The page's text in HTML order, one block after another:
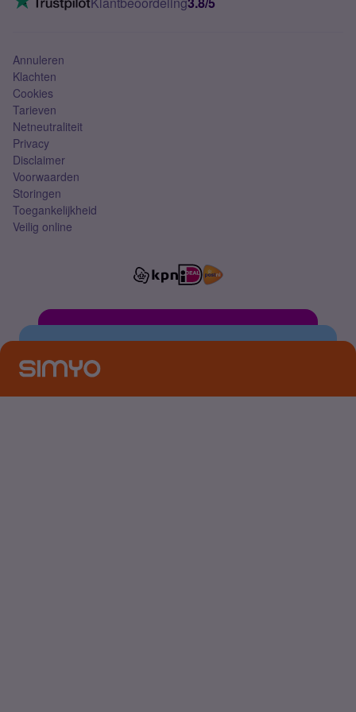
Mobiel abonnement
Annuleren
Klachten
Cookies
Tarieven
Netneutraliteit
Privacy
Disclaimer
Voorwaarden
Storingen
Toegankelijkheid
Veilig online